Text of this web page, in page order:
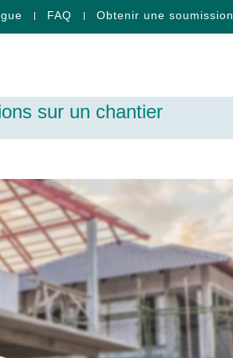
FAQ Obtenir une soumission
sur un chantier